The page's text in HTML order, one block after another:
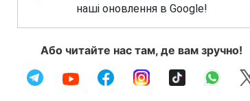
наші оновлення в Google!
Або читайте нас там, де вам зручно!